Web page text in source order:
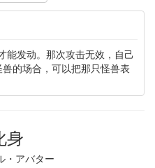
发动。那次攻击无效，自己
的场合，可以把那只怪兽表
身
・アバター